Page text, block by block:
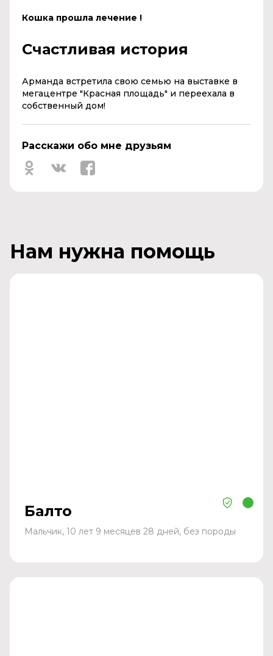
Кошка прошла лечение !
Счастливая история
Арманда встретила свою семью на выставке в
мегацентре "Красная площадь" и переехала в
собственный дом!
Расскажи обо мне друзьям
Нам нужна помощь
Балто
Мальчик, 10 лет 9 месяцев 28 дней, без породы